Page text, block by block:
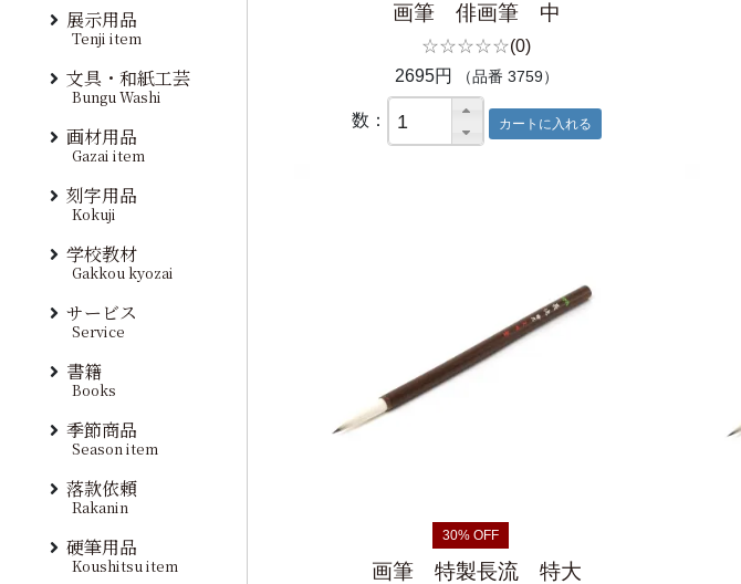
画筆 俳画筆 中
☆☆☆☆☆(0)
2695円
（品番 3759）
数：
30% OFF
画筆 特製長流 特大
展示用品
Tenji item
文具・和紙工芸
Bungu Washi
画材用品
Gazai item
刻字用品
Kokuji
学校教材
Gakkou kyozai
サービス
Service
書籍
Books
季節商品
Season item
落款依頼
Rakanin
硬筆用品
Koushitsu item